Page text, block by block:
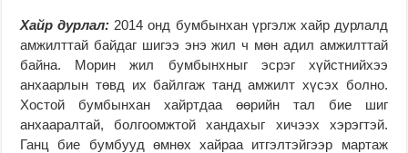
Хайр дурлал: 2014 онд бумбынхан үргэлж хайр дурлалд
амжилттай байдаг шигээ энэ жил ч мөн адил амжилттай
байна. Морин жил бумбынхныг эсрэг хүйстнийхээ
анхаарлын төвд их байлгаж танд амжилт хүсэх болно.
Хостой бумбынхан хайртдаа өөрийн тал бие шиг
анхааралтай, болгоомжтой хандахыг хичээх хэрэгтэй.
Ганц бие бумбууд өмнөх хайраа итгэлтэйгээр мартаж